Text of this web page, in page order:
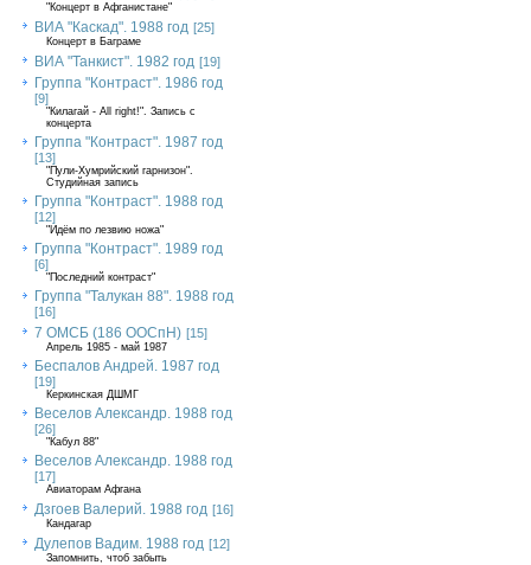
"Концерт в Афганистане"
ВИА "Каскад". 1988 год [25]
Концерт в Баграме
ВИА "Танкист". 1982 год [19]
Группа "Контраст". 1986 год
[9]
"Килагай - All right!". Запись с
концерта
Группа "Контраст". 1987 год
[13]
"Пули-Хумрийский гарнизон".
Студийная запись
Группа "Контраст". 1988 год
[12]
"Идём по лезвию ножа"
Группа "Контраст". 1989 год
[6]
"Последний контраст"
Группа "Талукан 88". 1988 год
[16]
7 ОМСБ (186 ООСпН) [15]
Апрель 1985 - май 1987
Беспалов Андрей. 1987 год
[19]
Керкинская ДШМГ
Веселов Александр. 1988 год
[26]
"Кабул 88"
Веселов Александр. 1988 год
[17]
Авиаторам Афгана
Дзгоев Валерий. 1988 год [16]
Кандагар
Дулепов Вадим. 1988 год [12]
Запомнить, чтоб забыть